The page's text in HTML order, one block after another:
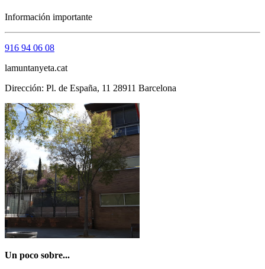
Información importante
916 94 06 08
lamuntanyeta.cat
Dirección: Pl. de España, 11 28911 Barcelona
Un poco sobre...